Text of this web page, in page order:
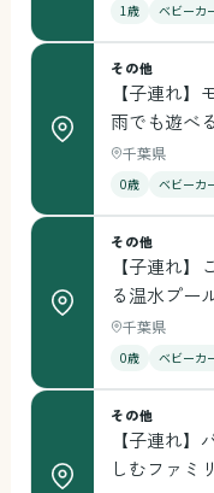
1歳 ベビーカ
その他
【子連れ】
雨でも遊べ
千葉県
0歳 ベビーカ
その他
【子連れ
る温水プー
千葉県
0歳 ベビーカ
その他
【子連れ
しむファミ